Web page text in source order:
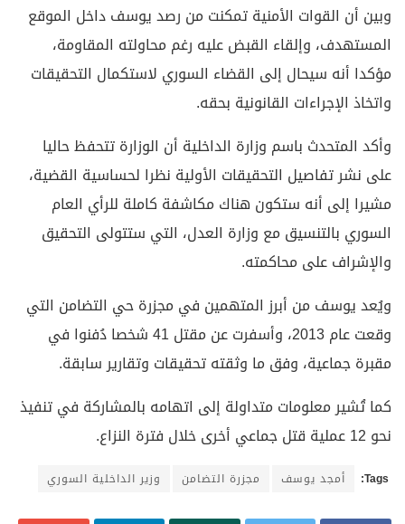
وبين أن القوات الأمنية تمكنت من رصد يوسف داخل الموقع
المستهدف، وإلقاء القبض عليه رغم محاولته المقاومة،
مؤكدا أنه سيحال إلى القضاء السوري لاستكمال التحقيقات
واتخاذ الإجراءات القانونية بحقه.
وأكد المتحدث باسم وزارة الداخلية أن الوزارة تتحفظ حاليا
على نشر تفاصيل التحقيقات الأولية نظرا لحساسية القضية،
مشيرا إلى أنه ستكون هناك مكاشفة كاملة للرأي العام
السوري بالتنسيق مع وزارة العدل، التي ستتولى التحقيق
والإشراف على محاكمته.
ويُعد يوسف من أبرز المتهمين في مجزرة حي التضامن التي
وقعت عام 2013، وأسفرت عن مقتل 41 شخصا دُفنوا في
مقبرة جماعية، وفق ما وثقته تحقيقات وتقارير سابقة.
كما تُشير معلومات متداولة إلى اتهامه بالمشاركة في تنفيذ
نحو 12 عملية قتل جماعي أخرى خلال فترة النزاع.
Tags: أمجد يوسف مجزرة التضامن وزير الداخلية السوري